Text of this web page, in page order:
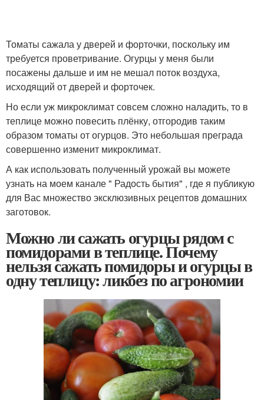
Томаты сажала у дверей и форточки, поскольку им
требуется проветривание. Огурцы у меня были
посажены дальше и им не мешал поток воздуха,
исходящий от дверей и форточек.
Но если уж микроклимат совсем сложно наладить, то в
теплице можно повесить плёнку, отгородив таким
образом томаты от огурцов. Это небольшая преграда
совершенно изменит микроклимат.
А как использовать полученный урожай вы можете
узнать на моем канале " Радость бытия" , где я публикую
для Вас множество эксклюзивных рецептов домашних
заготовок.
Можно ли сажать огурцы рядом с
помидорами в теплице. Почему
нельзя сажать помидоры и огурцы в
одну теплицу: ликбез по агрономии